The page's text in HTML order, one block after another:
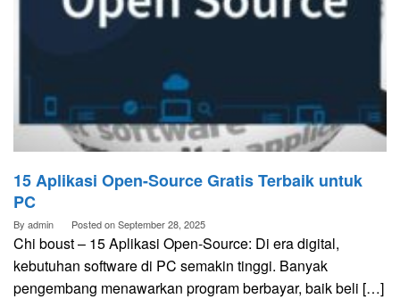
15 Aplikasi Open-Source Gratis Terbaik untuk
PC
By admin Posted onSeptember 28, 2025
Chi boust – 15 Aplikasi Open-Source: Di era digital,
kebutuhan software di PC semakin tinggi. Banyak
pengembang menawarkan program berbayar, baik beli […]